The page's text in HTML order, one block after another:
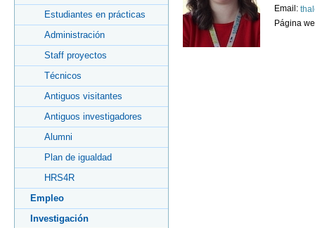
Estudiantes en prácticas
Administración
Staff proyectos
Técnicos
Antiguos visitantes
Antiguos investigadores
Alumni
Plan de igualdad
HRS4R
Empleo
Investigación
Email:
Página